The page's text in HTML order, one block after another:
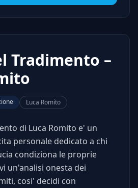
Tradimento –
Luca Romito
di Luca Romito e' un
personale dedicato a chi
condiziona le proprie
un'analisi onesta dei
cosi' decidi con